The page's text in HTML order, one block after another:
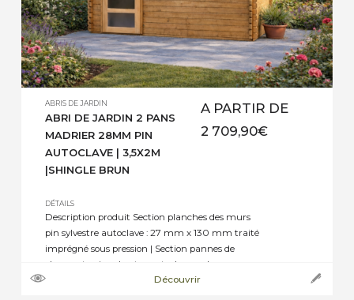
ABRIS DE JARDIN
ABRI DE JARDIN 2 PANS
MADRIER 28MM PIN
AUTOCLAVE | 3,5X2M
|SHINGLE BRUN
A PARTIR DE
2 709,90€
DÉTAILS
Description produit Section planches des murs
pin sylvestre autoclave : 27 mm x 130 mm traité
imprégné sous pression | Section pannes de
charpente pin sylvestre autoclave : selon
dimensions de 45 mm x 70 mm, ou 45 mm x
Découvrir